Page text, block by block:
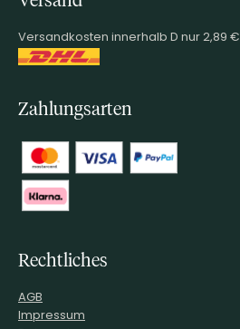
Versandkosten innerhalb D nur 2,89 €
Zahlungsarten
Rechtliches
AGB
Impressum